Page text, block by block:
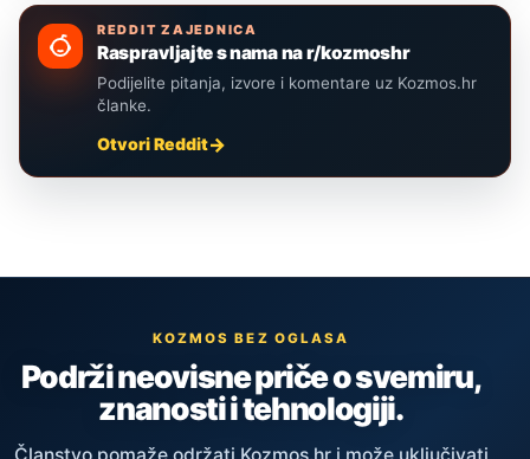
REDDIT ZAJEDNICA
Raspravljajte s nama na r/kozmoshr
Podijelite pitanja, izvore i komentare uz Kozmos.hr
članke.
Otvori Reddit
KOZMOS BEZ OGLASA
Podrži neovisne priče o svemiru,
znanosti i tehnologiji.